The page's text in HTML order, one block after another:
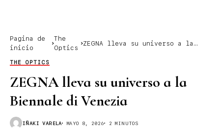
Pagina de
inicio
The
Optics
ZEGNA lleva su universo a la
THE OPTICS
ZEGNA lleva su universo a la
Biennale di Venezia
IÑAKI VARELA MAYO 8, 2026 2 MINUTOS